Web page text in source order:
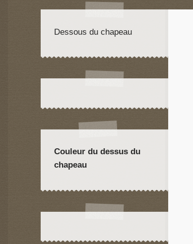
Dessous du chapeau
Couleur du dessus du
chapeau